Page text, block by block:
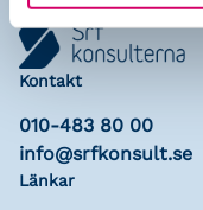
Kontakt
010-483 80 00
info@srfkonsult.se
Länkar